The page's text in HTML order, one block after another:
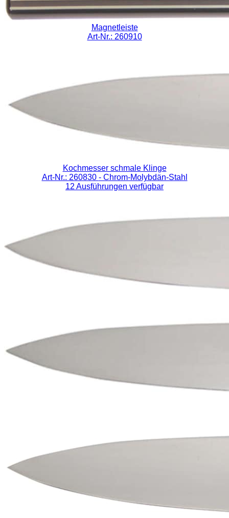
Magnetleiste
Art-Nr.: 260910
Kochmesser schmale Klinge
Art-Nr.: 260830 - Chrom-Molybdän-Stahl
12 Ausführungen verfügbar